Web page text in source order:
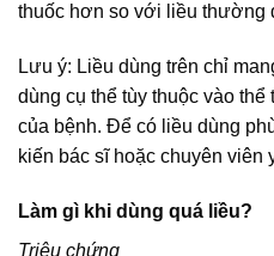
thuốc hơn so với liều thường
Lưu ý: Liều dùng trên chỉ
dùng cụ thể tùy thuộc vào
của bệnh. Để có liều dùng
kiến bác sĩ hoặc chuyên viên
Làm gì khi dùng quá liều?
Triệu chứng